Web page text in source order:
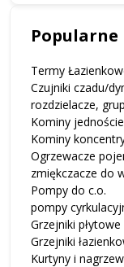
Termy
Czujniki czadu/
rozdzielacze,
Kominy
Kominy
Ogrzewacze
zmiękczacze do
Pompy do c.o.
pompy
Grzejniki płytowe
Grzejniki
Kurtyny i